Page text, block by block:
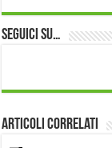
Seguici su…
Articoli correlati